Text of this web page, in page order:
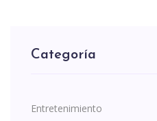
Categoría
Entretenimiento